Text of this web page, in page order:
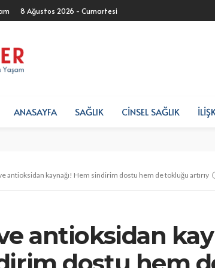
8 Ağustos 2026 - Cumartesi
ANASAYFA SAĞLIK CINSEL SAĞLIK
antioksidan kaynağı! Hem sindirim dostu hem de tokluğu
antioksidan